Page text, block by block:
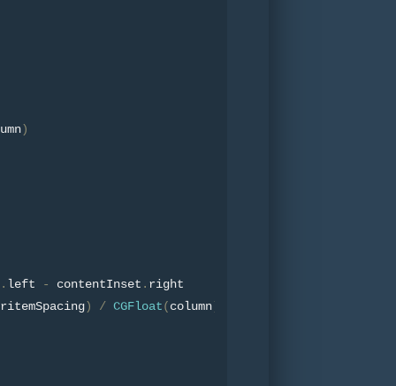
)
. left - contentInset . right
) / CGFloat(column)